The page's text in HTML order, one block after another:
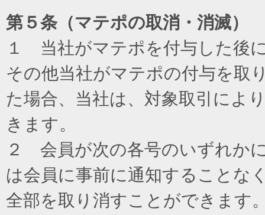
第５条（マテポの取消・消滅）
１ 当社がマテポを付与した後
その他当社がマテポの付与を取
た場合、当社は、対象取引によ
きます。
２ 会員が次の各号のいずれか
は会員に事前に通知することな
全部を取り消すことができます